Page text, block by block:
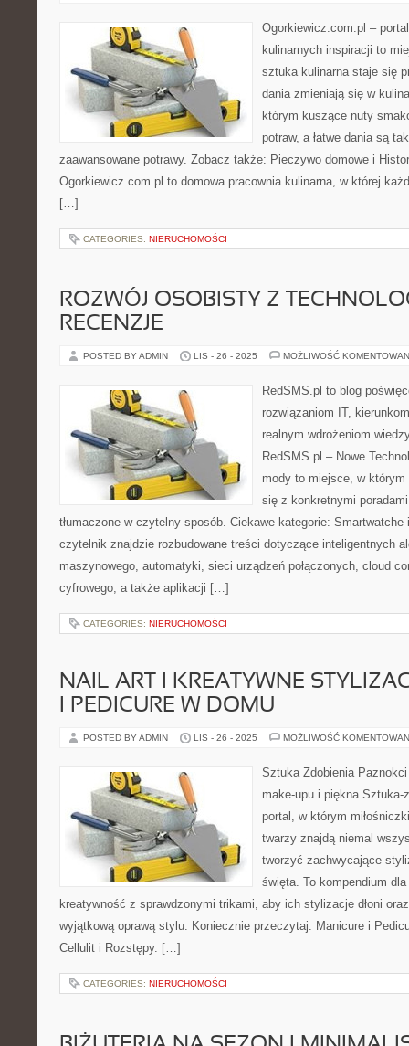
Ogorkiewicz.com.pl –
kulinarnych inspiracji to
sztuka kulinarna staje się
dania zmieniają się w
którym kuszące nuty
potraw, a łatwe dania są
zaawansowane potrawy. Zobacz także: Pieczywo domowe i
Ogorkiewicz.com.pl to domowa pracownia kulinarna, w której
[…]
CATEGORIES: NIERUCHOMOŚCI
ROZWÓJ OSOBISTY Z
RECENZJE
POSTED BY ADMIN LIS - 26 - 2025 MOŻLIWOŚĆ
RedSMS.pl to blog
rozwiązaniom IT,
realnym wdrożeniom
RedSMS.pl – Nowe
mody to miejsce, w którym
się z konkretnymi
tłumaczone w czytelny sposób. Ciekawe kategorie:
czytelnik znajdzie rozbudowane treści dotyczące inteligentnych
maszynowego, automatyki, sieci urządzeń połączonych, cloud
cyfrowego, a także aplikacji […]
CATEGORIES: NIERUCHOMOŚCI
NAIL ART I KREATYWNE
I PEDICURE W DOMU
POSTED BY ADMIN LIS - 26 - 2025 MOŻLIWOŚĆ
Sztuka Zdobienia
make-upu i piękna Sztuka-
portal, w którym
twarzy znajdą niemal
tworzyć zachwycające
święta. To kompendium
kreatywność z sprawdzonymi trikami, aby ich stylizacje dłoni
wyjątkową oprawą stylu. Koniecznie przeczytaj: Manicure i
Cellulit i Rozstępy. […]
CATEGORIES: NIERUCHOMOŚCI